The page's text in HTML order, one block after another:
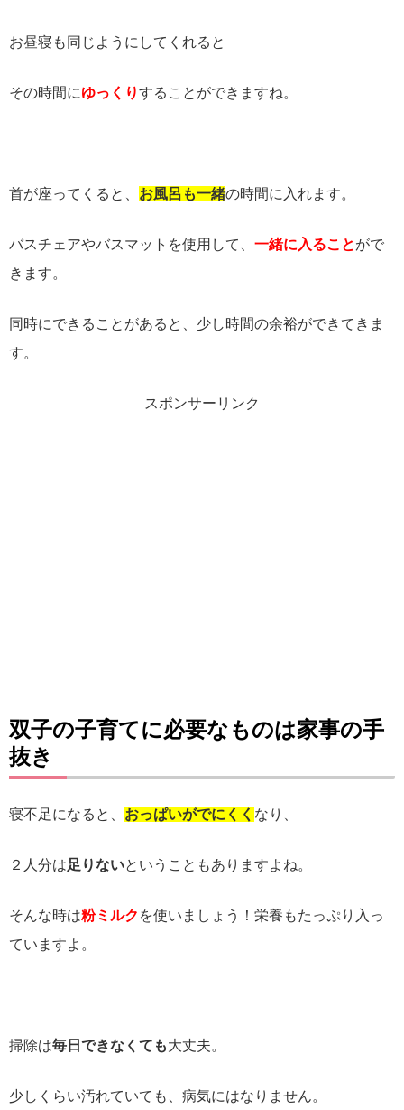
お昼寝も同じようにしてくれると
その時間にゆっくりすることができますね。
首が座ってくると、 お風呂も一緒の時間に入れます。
バスチェアやバスマットを使用して、 一緒に入ることがで
きます。
同時にできることがあると、少し時間の余裕ができてきま
す。
スポンサーリンク
双子の子育てに必要なものは家事の手
抜き
寝不足になると、 おっぱいがでにくく なり、
２人分は足りないということもありますよね。
そんな時は粉ミルク を使いましょう！栄養もたっぷり入っ
ていますよ。
掃除は毎日できなくても大丈夫。
少しくらい汚れていても、病気にはなりません。